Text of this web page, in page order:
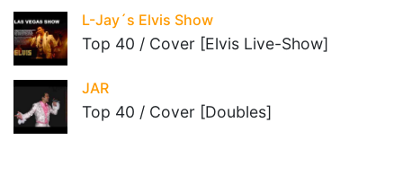
L-Jay´s Elvis Show
Top 40 / Cover [Elvis Live-Show]
JAR
Top 40 / Cover [Doubles]